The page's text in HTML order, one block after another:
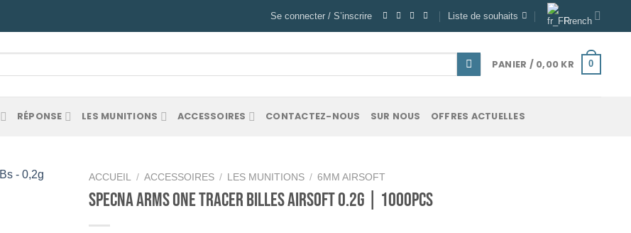
Se connecter / S’inscrire Liste de souhaits French
PANIER / 0,00 KR 0
RÉPONSE LES MUNITIONS ACCESSOIRES CONTACTEZ-NOUS SUR NOUS OFFRES ACTUELLES
ACCUEIL / ACCESSOIRES / LES MUNITIONS / 6MM AIRSOFT
Specna Arms ONE Tracer Billes Airsoft 0.2g | 1000pcs